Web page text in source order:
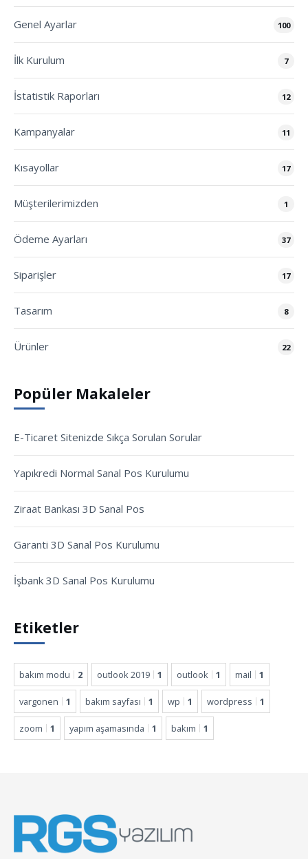
Genel Ayarlar 100
İlk Kurulum 7
İstatistik Raporları 12
Kampanyalar 11
Kısayollar 17
Müşterilerimizden 1
Ödeme Ayarları 37
Siparişler 17
Tasarım 8
Ürünler 22
Popüler Makaleler
E-Ticaret Sitenizde Sıkça Sorulan Sorular
Yapıkredi Normal Sanal Pos Kurulumu
Ziraat Bankası 3D Sanal Pos
Garanti 3D Sanal Pos Kurulumu
İşbank 3D Sanal Pos Kurulumu
Etiketler
bakım modu 2 outlook 2019 1 outlook 1 mail 1
vargonen 1 bakım sayfası 1 wp 1 wordpress 1
zoom 1 yapım aşamasında 1 bakım 1